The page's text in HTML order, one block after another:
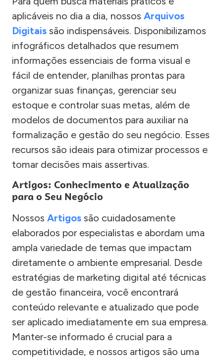
aplicáveis no dia a dia, nossos Arquivos
Digitais são indispensáveis. Disponibilizamos
infográficos detalhados que resumem
informações essenciais de forma visual e
fácil de entender, planilhas prontas para
organizar suas finanças, gerenciar seu
estoque e controlar suas metas, além de
modelos de documentos para auxiliar na
formalização e gestão do seu negócio. Esses
recursos são ideais para otimizar processos e
tomar decisões mais assertivas.
Artigos: Conhecimento e Atualização
para o Seu Negócio
Nossos Artigos são cuidadosamente
elaborados por especialistas e abordam uma
ampla variedade de temas que impactam
diretamente o ambiente empresarial. Desde
estratégias de marketing digital até técnicas
de gestão financeira, você encontrará
conteúdo relevante e atualizado que pode
ser aplicado imediatamente em sua empresa.
Manter-se informado é crucial para a
competitividade, e nossos artigos são uma